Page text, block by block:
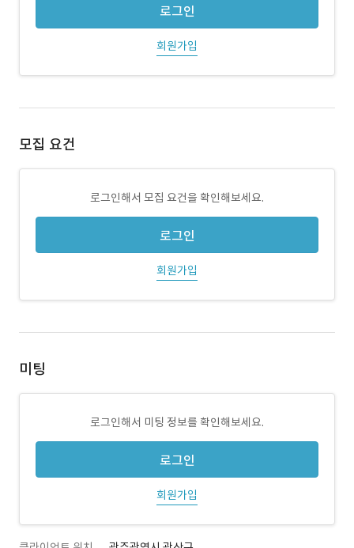
로그인
회원가입
모집 요건
로그인해서 모집 요건을 확인해보세요.
로그인
회원가입
미팅
로그인해서 미팅 정보를 확인해보세요.
로그인
회원가입